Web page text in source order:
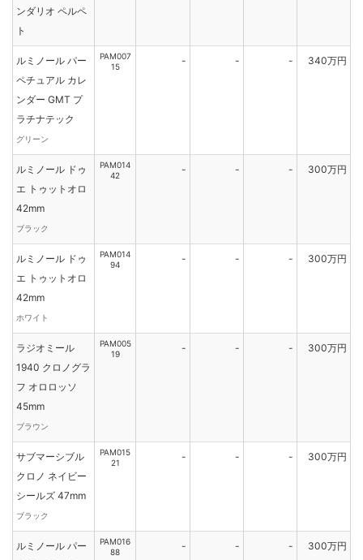
ンダリオ ペルペ
ト
ルミノール パー
ペチュアル カレ
ンダー GMT プ
ラチナテック
グリーン
PAM007
15
- - - 340万円
ルミノール ドゥ
エ トゥットオロ
42mm
ブラック
PAM014
42
- - - 300万円
ルミノール ドゥ
エ トゥットオロ
42mm
ホワイト
PAM014
94
- - - 300万円
ラジオミール
1940 クロノグラ
フ オロロッソ
45mm
ブラウン
PAM005
19
- - - 300万円
サブマーシブル
クロノ ネイビー
シールズ 47mm
ブラック
PAM015
21
- - - 300万円
ルミノール パー
PAM016
88
- - - 300万円